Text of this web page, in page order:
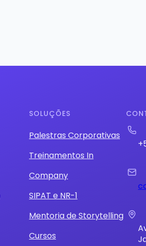
SOLUÇÕES
Palestras Corporativas
Treinamentos In
Company
SIPAT e NR-1
Mentoria de Storytelling
Cursos